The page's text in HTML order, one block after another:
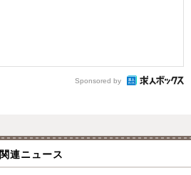
Sponsored by
関連ニュース